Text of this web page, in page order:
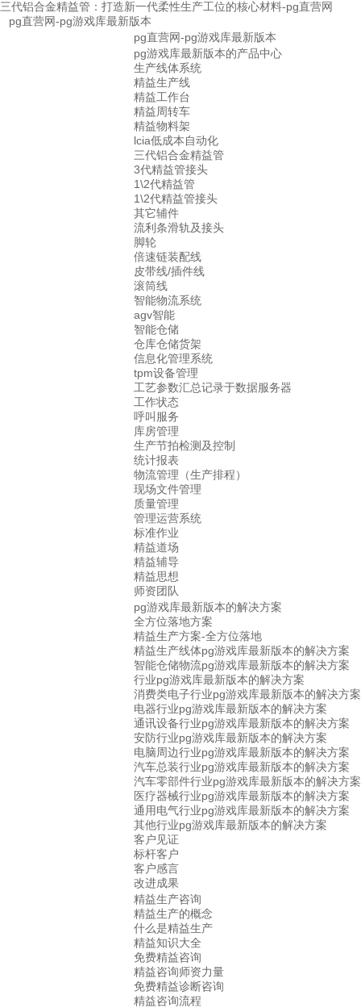
三代铝合金精益管：打造新一代柔性生产工位的核心材料-pg直营网
pg直营网-pg游戏库最新版本
pg直营网-pg游戏库最新版本
pg游戏库最新版本的产品中心
生产线体系统
精益生产线
精益工作台
精益周转车
精益物料架
lcia低成本自动化
三代铝合金精益管
3代精益管接头
1\2代精益管
1\2代精益管接头
其它辅件
流利条滑轨及接头
脚轮
倍速链装配线
皮带线/插件线
滚筒线
智能物流系统
agv智能
智能仓储
仓库仓储货架
信息化管理系统
tpm设备管理
工艺参数汇总记录于数据服务器
工作状态
呼叫服务
库房管理
生产节拍检测及控制
统计报表
物流管理（生产排程）
现场文件管理
质量管理
管理运营系统
标准作业
精益道场
精益辅导
精益思想
师资团队
pg游戏库最新版本的解决方案
全方位落地方案
精益生产方案-全方位落地
精益生产线体pg游戏库最新版本的解决方案
智能仓储物流pg游戏库最新版本的解决方案
行业pg游戏库最新版本的解决方案
消费类电子行业pg游戏库最新版本的解决方案
电器行业pg游戏库最新版本的解决方案
通讯设备行业pg游戏库最新版本的解决方案
安防行业pg游戏库最新版本的解决方案
电脑周边行业pg游戏库最新版本的解决方案
汽车总装行业pg游戏库最新版本的解决方案
汽车零部件行业pg游戏库最新版本的解决方案
医疗器械行业pg游戏库最新版本的解决方案
通用电气行业pg游戏库最新版本的解决方案
其他行业pg游戏库最新版本的解决方案
客户见证
标杆客户
客户感言
改进成果
精益生产咨询
精益生产的概念
什么是精益生产
精益知识大全
免费精益咨询
精益咨询师资力量
免费精益诊断咨询
精益咨询流程